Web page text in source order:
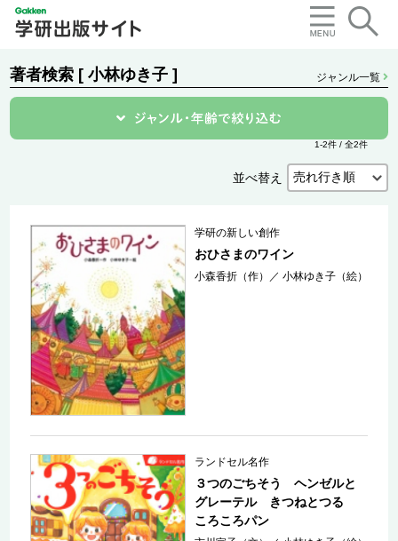
著者検索 [ 小林ゆき子 ] ジャンル一覧
1-2件 / 全2件
並べ替え
学研の新しい創作
おひさまのワイン
小森香折（作） ／小林ゆき子（絵）
ランドセル名作
３つのごちそう ヘンゼルと
グレーテル きつねとつる
ころころパン